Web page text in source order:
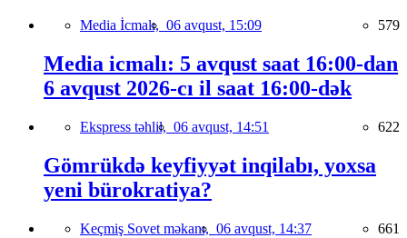
Media İcmalı, 06 avqust, 15:09 579
Media icmalı: 5 avqust saat 16:00-dan
6 avqust 2026-cı il saat 16:00-dək
Ekspress təhlil, 06 avqust, 14:51 622
Gömrükdə keyfiyyət inqilabı, yoxsa
yeni bürokratiya?
Keçmiş Sovet məkanı, 06 avqust, 14:37 661